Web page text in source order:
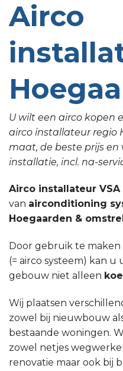
Airco
U wilt een airco kopen
airco installateur regio
maat, de beste prijs en
installatie, incl. na-
Airco installateur VSA
van airconditioning
Hoegaarden &
Door gebruik te
(= airco systeem) kan
gebouw niet alleen
Wij plaatsen
zowel bij nieuwbouw
bestaande woningen.
zowel netjes
renovatie maar ook bij